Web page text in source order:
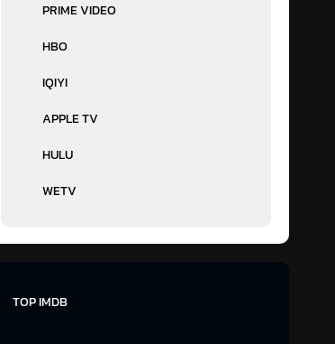
PRIME VIDEO
HBO
IQIYI
APPLE TV
HULU
WETV
TOP IMDB